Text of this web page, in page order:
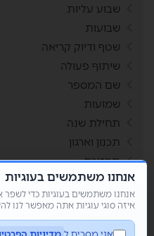
שבוע עליות
שבועות
שטף ודיוק קריאה
שיתוף פעולה
שם המספר
שמועות
תחילת שנה
תכנון וארגון
תפזורת
תשבצים
אנחנו משתמשים בעוגיות
אנחנו משתמשים בעוגיות כדי
איזה סוגי עוגיות אתה מאפשר לנו